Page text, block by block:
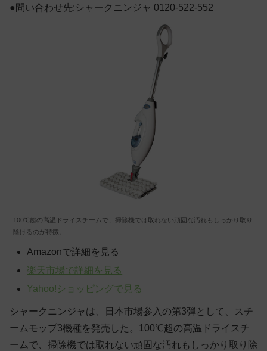
●問い合わせ先:シャークニンジャ 0120-522-552
100℃超の高温ドライスチームで、掃除機では取れない頑固な汚れもしっかり取り
除けるのが特徴。
Amazonで詳細を見る
楽天市場で詳細を見る
Yahoo!ショッピングで見る
シャークニンジャは、日本市場参入の第3弾として、スチ
ームモップ3機種を発売した。100℃超の高温ドライスチ
ームで、掃除機では取れない頑固な汚れもしっかり取り除